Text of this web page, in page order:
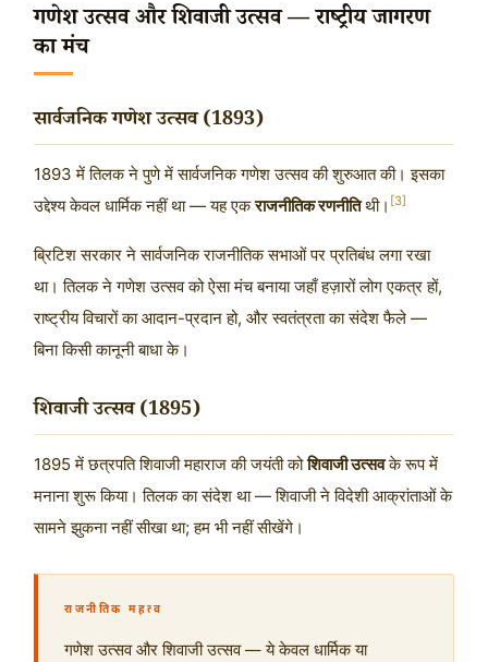
गणेश उत्सव और शिवाजी उत्सव — राष्ट्रीय जागरण
का मंच
सार्वजनिक गणेश उत्सव (1893)
1893 में तिलक ने पुणे में सार्वजनिक गणेश उत्सव की शुरुआत की। इसका
उद्देश्य केवल धार्मिक नहीं था — यह एकराजनीतिक रणनीतिथी। [3]
ब्रिटिश सरकार ने सार्वजनिक राजनीतिक सभाओं पर प्रतिबंध लगा रखा
था। तिलक ने गणेश उत्सव को ऐसा मंच बनाया जहाँ हज़ारों लोग एकत्र हों,
राष्ट्रीय विचारों का आदान-प्रदान हो, और स्वतंत्रता का संदेश फैले —
बिना किसी कानूनी बाधा के।
शिवाजी उत्सव (1895)
1895 में छत्रपति शिवाजी महाराज की जयंती कोशिवाजी उत्सवके रूप में
मनाना शुरू किया। तिलक का संदेश था — शिवाजी ने विदेशी आक्रांताओं के
सामने झुकना नहीं सीखा था; हम भी नहीं सीखेंगे।
राजनीतिक महत्व
गणेश उत्सव और शिवाजी उत्सव — ये केवल धार्मिक या